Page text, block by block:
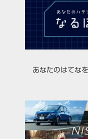
あなたのはてな